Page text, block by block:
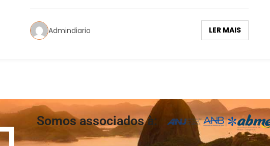
Admindiario LER MAIS
Somos associados à: